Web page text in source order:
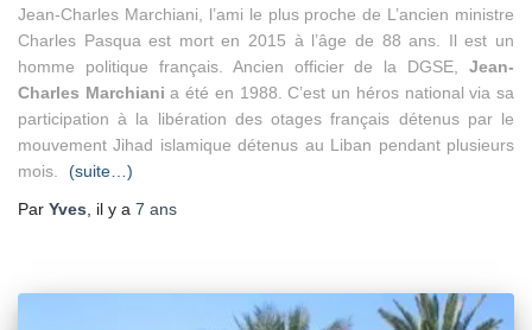
Jean-Charles Marchiani, l’ami le plus proche de L’ancien ministre
Charles Pasqua est mort en 2015 à l’âge de 88 ans. Il est un
homme politique français. Ancien officier de la DGSE, Jean-
Charles Marchiania été en 1988. C’est un héros national via sa
participation à la libération des otages français détenus par le
mouvement Jihad islamique détenus au Liban pendant plusieurs
mois.
(suite…)
Par Yves , il y a 7 ans